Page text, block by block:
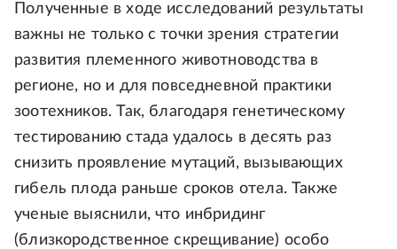
Полученные в ходе исследований результаты
важны не только с точки зрения стратегии
развития племенного животноводства в
регионе, но и для повседневной практики
зоотехников. Так, благодаря генетическому
тестированию стада удалось в десять раз
снизить проявление мутаций, вызывающих
гибель плода раньше сроков отела. Также
ученые выяснили, что инбридинг
(близкородственное скрещивание) особо